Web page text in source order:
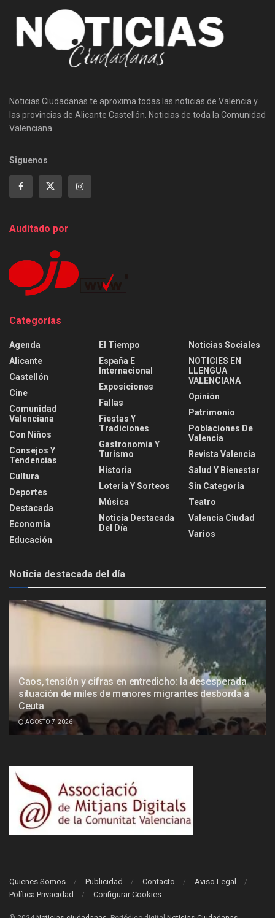
Noticias Ciudadanas te aproxima todas las noticias de Valencia y
las provincias de Alicante Castellón. Noticias de toda la Comunidad
Valenciana.
Siguenos
Auditado por
Categorías
Agenda
Alicante
Castellón
Cine
Comunidad
Valenciana
Con Niños
Consejos Y
Tendencias
Cultura
Deportes
Destacada
Economía
Educación
El Tiempo
España E
Internacional
Exposiciones
Fallas
Fiestas Y
Tradiciones
Gastronomía Y
Turismo
Historia
Lotería Y Sorteos
Música
Noticia Destacada
Del Día
Noticias Sociales
NOTICIES EN
LLENGUA
VALENCIANA
Opinión
Patrimonio
Poblaciones De
Valencia
Revista Valencia
Salud Y Bienestar
Sin Categoría
Teatro
Valencia Ciudad
Varios
Noticia destacada del día
Caos, tensión y cifras en entredicho: la desesperada
situación de miles de menores migrantes desborda a
Ceuta
AGOSTO 7, 2026
Quienes Somos Publicidad Contacto
Aviso Legal
Política Privacidad
Configurar Cookies